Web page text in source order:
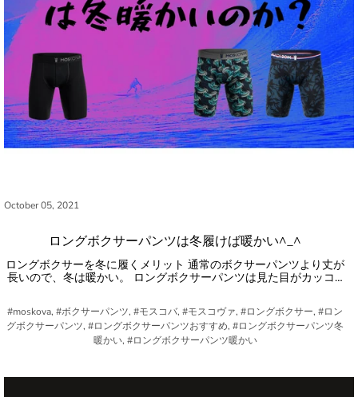
October 05, 2021
ロングボクサーパンツは冬履けば暖かい^_^
ロングボクサーを冬に履くメリット 通常のボクサーパンツより丈が
長いので、冬は暖かい。 ロングボクサーパンツは見た目がカッコ…
#moskova, #ボクサーパンツ, #モスコバ, #モスコヴァ, #ロングボクサー, #ロン
グボクサーパンツ, #ロングボクサーパンツおすすめ, #ロングボクサーパンツ冬
暖かい, #ロングボクサーパンツ暖かい